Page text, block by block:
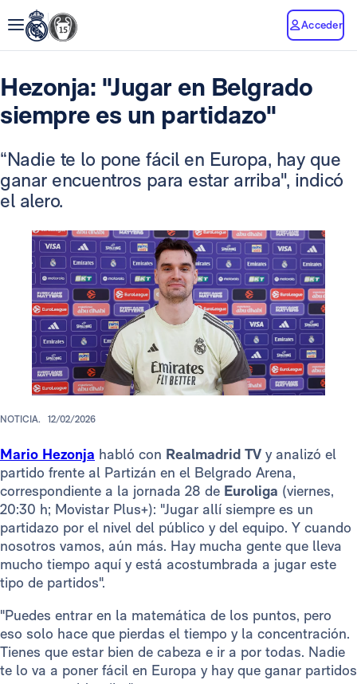
Acceder
Hezonja: "Jugar en Belgrado
siempre es un partidazo"
“Nadie te lo pone fácil en Europa, hay que
ganar encuentros para estar arriba", indicó
el alero.
NOTICIA. 12/02/2026
Mario Hezonja habló con Realmadrid TV y analizó el
partido frente al Partizán en el Belgrado Arena,
correspondiente a la jornada 28 de Euroliga (viernes,
20:30 h; Movistar Plus+): "Jugar allí siempre es un
partidazo por el nivel del público y del equipo. Y cuando
nosotros vamos, aún más. Hay mucha gente que lleva
mucho tiempo aquí y está acostumbrada a jugar este
tipo de partidos".
"Puedes entrar en la matemática de los puntos, pero
eso solo hace que pierdas el tiempo y la concentración.
Tienes que estar bien de cabeza e ir a por todas. Nadie
te lo va a poner fácil en Europa y hay que ganar partidos